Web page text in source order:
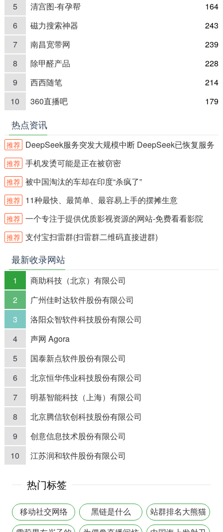
5
清宫图-有孕帮
164
6
磁力搜索神器
243
7
南昌宽带网
239
8
除甲醛产品
228
9
西西随笔
214
10
360直播吧 179
热点资讯
推荐 DeepSeek服务突发大规模中断 DeepSeek已恢复服务
推荐 手机发烫可能是正在被窃密
推荐 被中国淘汰的车却在印度“杀疯了”
推荐 11种最快、最简单、最容易上手的摆摊生意
推荐 一个专注于提供优质影视资源的网站-免费看看影院
推荐 支付宝扫雷群(扫雷群二维码直接进群)
最新收录网站
1
商助科技（北京）有限公司
2
广州佳时达软件股份有限公司
3
洛阳众智软件科技股份有限公司
4
声网 Agora
5
国泰新点软件股份有限公司
6
北京恒华伟业科技股份有限公司
7
明基智能科技（上海）有限公司
8
北京腾信软创科技股份有限公司
9
创意信息技术股份有限公司
10
江苏润和软件股份有限公司
热门标签
移动社交网络 黑链是什么
站群排名大熊猫
点搜